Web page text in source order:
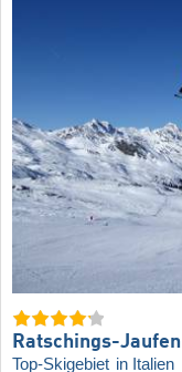
Ratschings-Jaufen
Top-Skigebiet in Italien